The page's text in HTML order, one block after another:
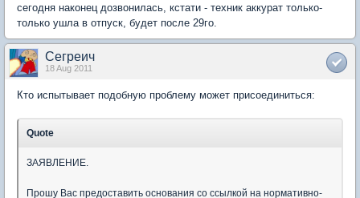
сегодня наконец дозвонилась, кстати - техник аккурат только-
только ушла в отпуск, будет после 29го.
Сегреич
18 Aug 2011
Кто испытывает подобную проблему может присоединиться:
Quote
ЗАЯВЛЕНИЕ.
Прошу Вас предоставить основания со ссылкой на нормативно-